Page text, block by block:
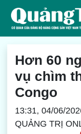
Hơn 60
vụ chìm
Congo
13:31, 04/06/
QUẢNG TRỊ